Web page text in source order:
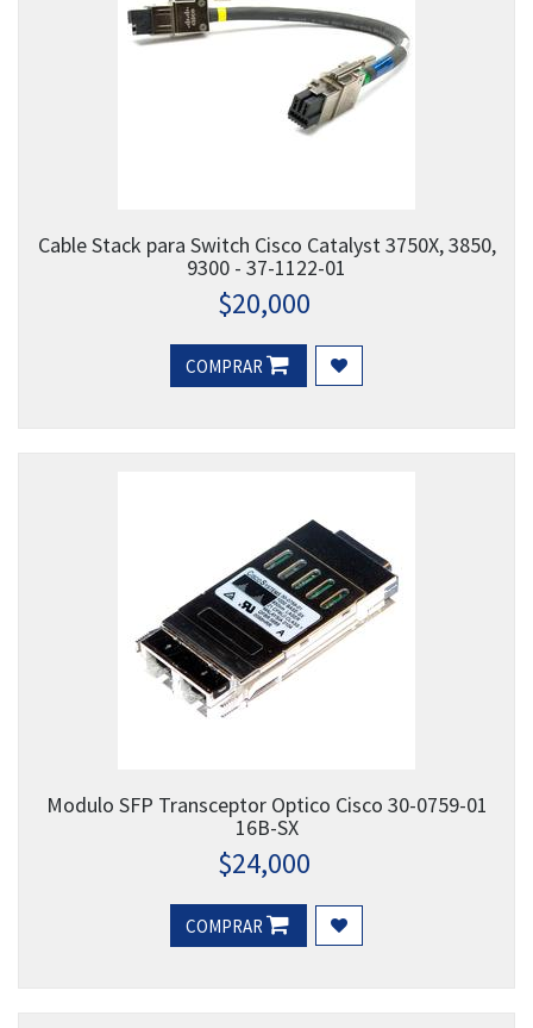
Cable Stack para Switch Cisco Catalyst 3750X, 3850,
9300 - 37-1122-01
$20,000
COMPRAR
Modulo SFP Transceptor Optico Cisco 30-0759-01
16B-SX
$24,000
COMPRAR